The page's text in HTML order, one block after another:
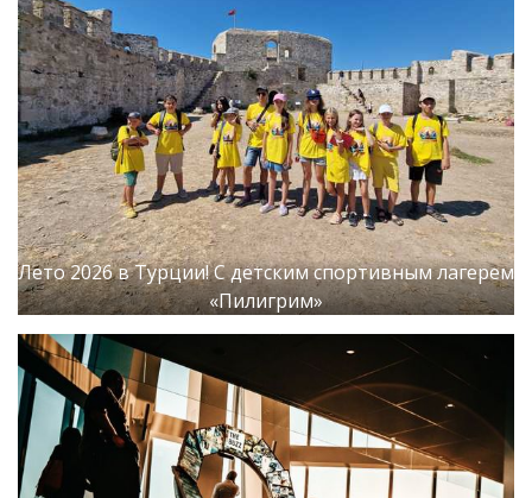
Лето 2026 в Турции! С детским спортивным лагерем
«Пилигрим»